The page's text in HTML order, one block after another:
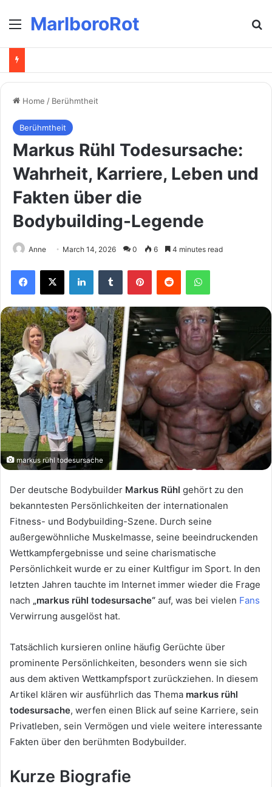
MenuMarlboroRot
Home / Berühmtheit
Berühmtheit
Markus Rühl Todesursache:
Wahrheit, Karriere, Leben und
Fakten über die
Bodybuilding-Legende
Anne March 14, 2026 0 6 4 minutes read
Facebook
X LinkedInTumblr PinterestReddit WhatsApp
markus rühl todesursache
Der deutsche Bodybuilder Markus Rühl gehört zu den
bekanntesten Persönlichkeiten der internationalen
Fitness- und Bodybuilding-Szene. Durch seine
außergewöhnliche Muskelmasse, seine beeindruckenden
Wettkampfergebnisse und seine charismatische
Persönlichkeit wurde er zu einer Kultfigur im Sport. In den
letzten Jahren tauchte im Internet immer wieder die Frage
nach „markus rühl todesursache“ auf, was bei vielen Fans
Verwirrung ausgelöst hat.
Tatsächlich kursieren online häufig Gerüchte über
prominente Persönlichkeiten, besonders wenn sie sich
aus dem aktiven Wettkampfsport zurückziehen. In diesem
Artikel klären wir ausführlich das Thema markus rühl
todesursache, werfen einen Blick auf seine Karriere, sein
Privatleben, sein Vermögen und viele weitere interessante
Fakten über den berühmten Bodybuilder.
Kurze Biografie